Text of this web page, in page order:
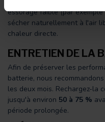
essorage faible (par exemple
sécher naturellement à l'air
chaleur directe.
ENTRETIEN DE LA
Afin de préserver les
batterie, nous
les deux mois. Rechargez-la
jusqu'à environ 50 à 75 %
période prolongée.